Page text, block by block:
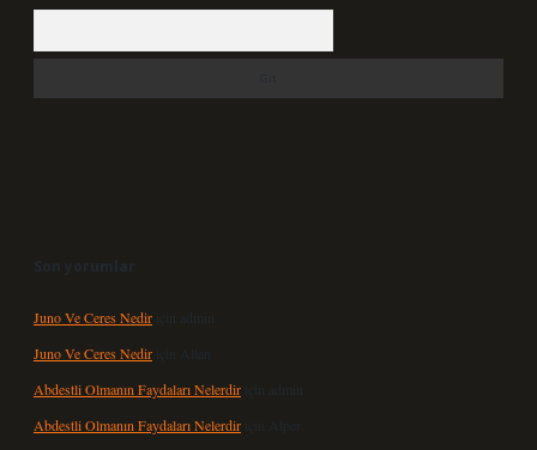
Son yorumlar
Juno Ve Ceres Nedir için
admin
Juno Ve Ceres Nedir için Altan
Abdestli Olmanın Faydaları Nelerdir için
admin
Abdestli Olmanın Faydaları Nelerdir için Alper